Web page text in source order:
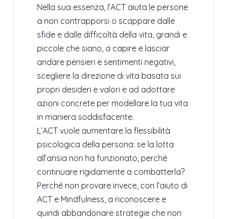
Nella sua essenza, l’ACT aiuta le persone
a non contrapporsi o scappare dalle
sfide e dalle difficoltà della vita, grandi e
piccole che siano, a capire e lasciar
andare pensieri e sentimenti negativi,
scegliere la direzione di vita basata sui
propri desideri e valori e ad adottare
azioni concrete per modellare la tua vita
in maniera soddisfacente.
L’ACT vuole aumentare la flessibilità
psicologica della persona: se la lotta
all’ansia non ha funzionato, perché
continuare rigidamente a combatterla?
Perché non provare invece, con l’aiuto di
ACT e Mindfulness, a riconoscere e
quindi abbandonare strategie che non